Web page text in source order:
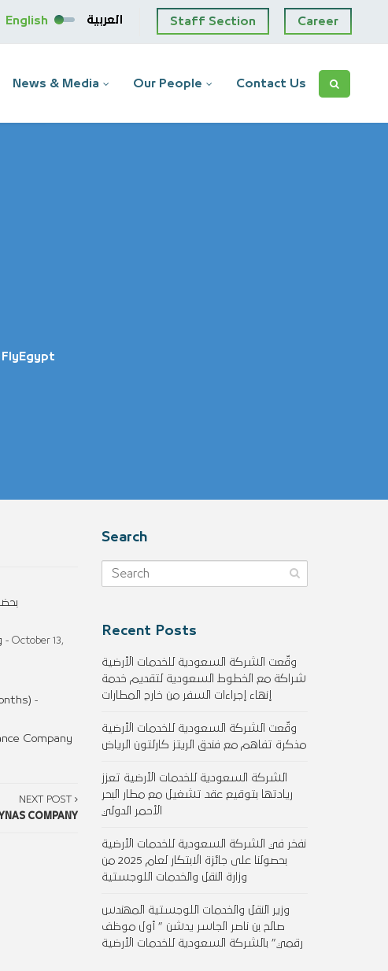
English العربية Staff Section Career
News & Media Our People Contact Us
FlyEgypt
- October 13,
-
Company
NEXT POST
COMPANY
Search
Recent Posts
وقّعت الشركة السعودية للخدمات الأرضية
شراكة مع الخطوط السعودية لتقديم خدمة
إنهاء إجراءات السفر من خارج المطارات
وقّعت الشركة السعودية للخدمات الأرضية
مذكرة تفاهم مع فندق الريتز كارلتون الرياض
الشركة السعودية للخدمات الأرضية تعزز
ريادتها بتوقيع عقد تشغيل مع مطار البحر
الأحمر الدولي
نفخر في الشركة السعودية للخدمات الأرضية
بحصولنا على جائزة الابتكار لعام 2025 من
وزارة النقل والخدمات اللوجستية
وزير النقل والخدمات اللوجستية المهندس
صالح بن ناصر الجاسر يدشن ” أول موظف
رقمي” بالشركة السعودية للخدمات الأرضية